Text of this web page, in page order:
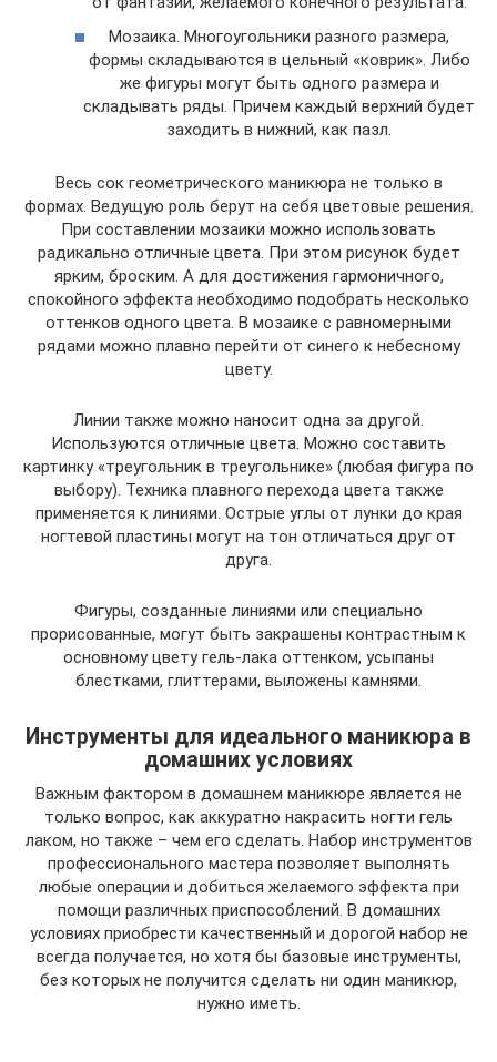
Мозаика. Многоугольники разного размера,
формы складываются в цельный «коврик». Либо
же фигуры могут быть одного размера и
складывать ряды. Причем каждый верхний будет
заходить в нижний, как пазл.
Весь сок геометрического маникюра не только в
формах. Ведущую роль берут на себя цветовые решения.
При составлении мозаики можно использовать
радикально отличные цвета. При этом рисунок будет
ярким, броским. А для достижения гармоничного,
спокойного эффекта необходимо подобрать несколько
оттенков одного цвета. В мозаике с равномерными
рядами можно плавно перейти от синего к небесному
цвету.
Линии также можно наносит одна за другой.
Используются отличные цвета. Можно составить
картинку «треугольник в треугольнике» (любая фигура по
выбору). Техника плавного перехода цвета также
применяется к линиями. Острые углы от лунки до края
ногтевой пластины могут на тон отличаться друг от
друга.
Фигуры, созданные линиями или специально
прорисованные, могут быть закрашены контрастным к
основному цвету гель-лака оттенком, усыпаны
блестками, глиттерами, выложены камнями.
Инструменты для идеального маникюра в
домашних условиях
Важным фактором в домашнем маникюре является не
только вопрос, как аккуратно накрасить ногти гель
лаком, но также – чем его сделать. Набор инструментов
профессионального мастера позволяет выполнять
любые операции и добиться желаемого эффекта при
помощи различных приспособлений. В домашних
условиях приобрести качественный и дорогой набор не
всегда получается, но хотя бы базовые инструменты,
без которых не получится сделать ни один маникюр,
нужно иметь.